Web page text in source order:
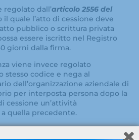
dall’articolo 2556 del
quale l’atto di cessione deve
pubblico o scrittura privata
essere iscritto nel Registro
giorni dalla firma.
viene invece regolato
stesso codice e nega al
dell’organizzazione aziendale di
per interposta persona dopo la
cessione un’attività
quella precedente.